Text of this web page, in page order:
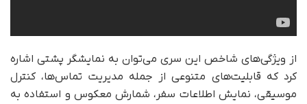
از ویژگی‌های شاخص این سری می‌توان به نمایشگر پشتی اشاره
کرد که قابلیت‌های متنوعی از جمله مدیریت تماس‌ها، کنترل
موسیقی، نمایش اطلاعات سفر، شمارش معکوس و استفاده به